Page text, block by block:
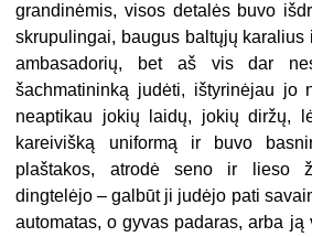
grandinėmis, visos detalės buvo
skrupulingai, baugus baltųjų
ambasadorių, bet aš vis dar
šachmatininką judėti, ištyrinėjau jo
neaptikau jokių laidų, jokių diržų,
kareivišką uniformą ir buvo
plaštakos, atrodė seno ir lieso
dingtelėjo – galbūt ji judėjo pati
automatas, o gyvas padaras, arba ją